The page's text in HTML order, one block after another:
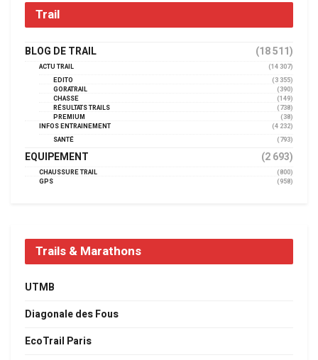
Trail
BLOG DE TRAIL (18 511)
ACTU TRAIL
(14 307)
EDITO
(3 355)
GORATRAIL
(390)
CHASSE
(149)
RÉSULTATS TRAILS
(738)
PREMIUM
(38)
INFOS ENTRAINEMENT
(4 232)
SANTÉ
(793)
EQUIPEMENT (2 693)
CHAUSSURE TRAIL
(800)
GPS
(958)
Trails & Marathons
UTMB
Diagonale des Fous
EcoTrail Paris